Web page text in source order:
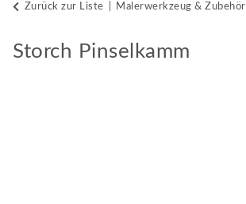
Zurück zur Liste Malerwerkzeug & Zubehör
Storch Pinselkamm